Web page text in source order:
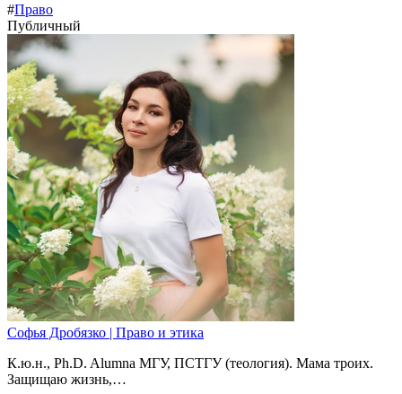
#Право
Публичный
Софья Дробязко | Право и этика
К.ю.н., Ph.D. Alumna МГУ, ПСТГУ (теология). Мама троих.
Защищаю жизнь,…